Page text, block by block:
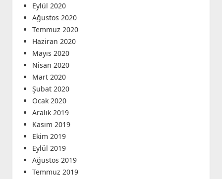
Eylül 2020
Ağustos 2020
Temmuz 2020
Haziran 2020
Mayıs 2020
Nisan 2020
Mart 2020
Şubat 2020
Ocak 2020
Aralık 2019
Kasım 2019
Ekim 2019
Eylül 2019
Ağustos 2019
Temmuz 2019